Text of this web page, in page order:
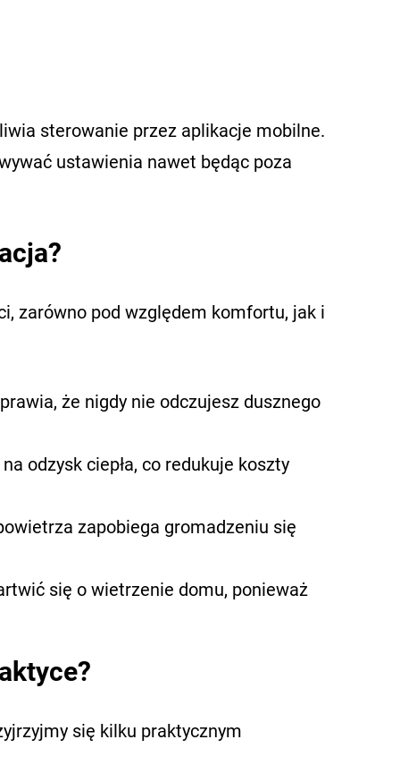
sterowanie przez aplikacje mobilne.
ustawienia nawet będąc poza
zarówno pod względem komfortu, jak i
że nigdy nie odczujesz dusznego
odzysk ciepła, co redukuje koszty
zapobiega gromadzeniu się
się o wietrzenie domu, ponieważ
się kilku praktycznym